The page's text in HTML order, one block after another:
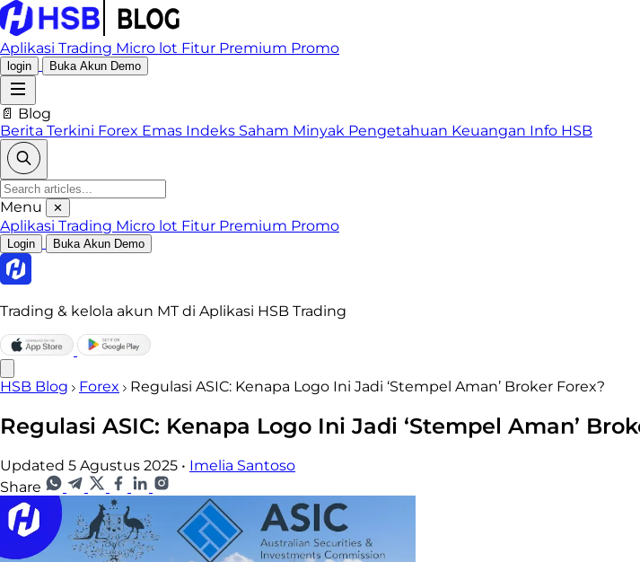
Aplikasi Trading Micro lot Fitur Premium Promo
login Buka Akun Demo
📄 Blog
Berita Terkini Forex Emas Indeks Saham Minyak Pengetahuan Keuangan Info HSB
Menu ✕
Aplikasi Trading Micro lot Fitur Premium Promo
Login Buka Akun Demo
Trading & kelola akun MT di Aplikasi HSB Trading
HSB Blog Forex Regulasi ASIC: Kenapa Logo Ini Jadi ‘Stempel Aman’ Broker Forex?
Regulasi ASIC: Kenapa Logo Ini Jadi ‘Stempel Aman’
Updated 5 Agustus 2025 • Imelia Santoso
Share